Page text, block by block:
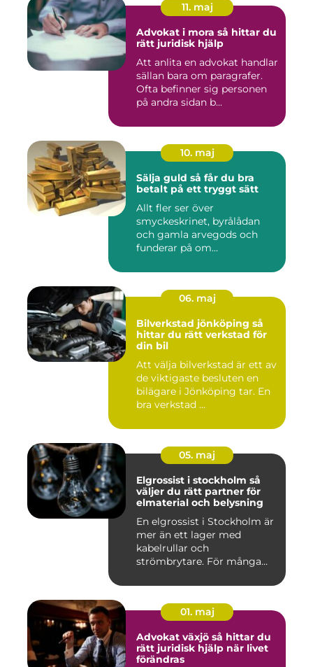
11. maj
Advokat i mora så hittar du
rätt juridisk hjälp
Att anlita en advokat handlar
sällan bara om paragrafer.
Ofta befinner sig personen
på andra sidan b...
10. maj
Sälja guld så får du bra
betalt på ett tryggt sätt
Allt fler ser över
smyckeskrinet, byrålådan
och gamla arvegods och
funderar på om
06. maj
Bilverkstad jönköping så
hittar du rätt verkstad för
din bil
Att välja bilverkstad är ett av
de viktigaste besluten en
bilägare i Jönköping tar. En
bra verkstad ...
05. maj
Elgrossist i stockholm så
väljer du rätt partner för
elmaterial och belysning
En elgrossist i Stockholm är
mer än ett lager med
kabelrullar och
strömbrytare. För många
01. maj
Advokat växjö så hittar du
rätt juridisk hjälp när livet
förändras